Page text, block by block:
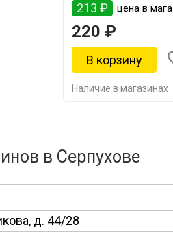
213 ₽ цена в
220 ₽
Наличие в магазинах
в Серпухове
д. 44/28